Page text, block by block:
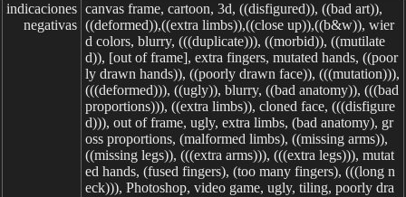
indicaciones
negativas
canvas frame, cartoon, 3d, ((disfigured)), ((bad art)),
((deformed)),((extra limbs)),((close up)),((b&w)), wier
d colors, blurry, (((duplicate))), ((morbid)), ((mutilate
d)), [out of frame], extra fingers, mutated hands, ((poor
ly drawn hands)), ((poorly drawn face)), (((mutation))),
(((deformed))), ((ugly)), blurry, ((bad anatomy)), (((bad
proportions))), ((extra limbs)), cloned face, (((disfigure
d))), out of frame, ugly, extra limbs, (bad anatomy), gr
oss proportions, (malformed limbs), ((missing arms)),
((missing legs)), (((extra arms))), (((extra legs))), mutat
ed hands, (fused fingers), (too many fingers), (((long n
eck))), Photoshop, video game, ugly, tiling, poorly dra